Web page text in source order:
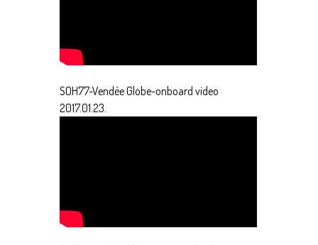
SOH77-Vendée Globe-onboard video
2017.01.23.